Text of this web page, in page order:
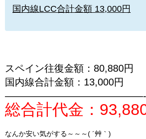
国内線LCC合計金額 13,000円
スペイン往復金額：80,880円
国内線合計金額：13,000円
——————————————-
総合計代金：
なんか安い気がする～～～( ´艸｀)